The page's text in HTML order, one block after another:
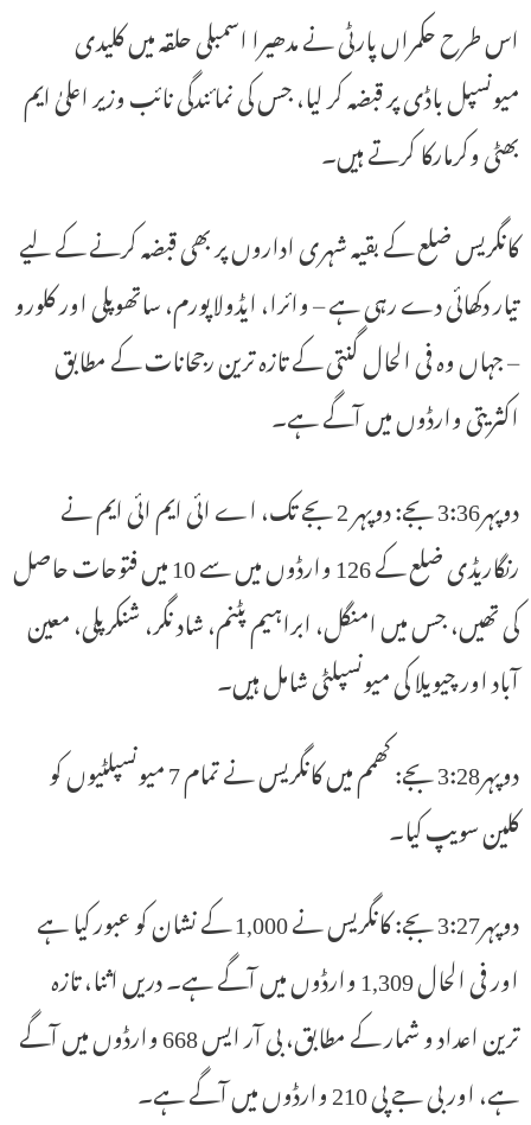
اس طرح حکمراں پارٹی نے مدھیرا اسمبلی حلقہ میں کلیدی
میونسپل باڈی پر قبضہ کر لیا، جس کی نمائندگی نائب وزیر اعلیٰ ایم
بھٹی وکرمارکا کرتے ہیں۔
کانگریس ضلع کے بقیہ شہری اداروں پر بھی قبضہ کرنے کے لیے
تیار دکھائی دے رہی ہے – وائرا، ایڈولاپورم، ساتھوپلی اور کلورو
– جہاں وہ فی الحال گنتی کے تازہ ترین رجحانات کے مطابق
اکثریتی وارڈوں میں آگے ہے۔
دوپہر3:36 بجے: دوپہر 2 بجے تک، اے ائی ایم ائی ایم نے
رنگاریڈی ضلع کے 126 وارڈوں میں سے 10 میں فتوحات حاصل
کی تھیں، جس میں امنگل، ابراہیم پٹنم، شاد نگر، شنکرپلی، معین
آباد اور چیویلا کی میونسپلٹی شامل ہیں۔
دوپہر3:28 بجے: کھمم میں کانگریس نے تمام 7 میونسپلٹیوں کو
کلین سویپ کیا۔
دوپہر3:27 بجے: کانگریس نے 1,000 کے نشان کو عبور کیا ہے
اور فی الحال 1,309 وارڈوں میں آگے ہے۔ دریں اثنا، تازہ
ترین اعداد و شمار کے مطابق، بی آر ایس 668 وارڈوں میں آگے
ہے، اور بی جے پی 210 وارڈوں میں آگے ہے۔